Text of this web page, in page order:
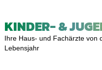
KINDER- &
Ihre Haus- und Fachärzte von
Lebensjahr